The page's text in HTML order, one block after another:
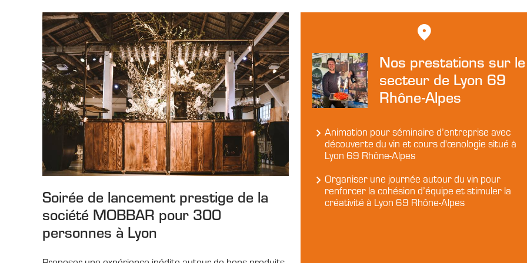
Soirée de lancement prestige de la
société MOBBAR pour 300
personnes à Lyon
Nos prestations sur le
secteur de Lyon 69
Rhône-Alpes
Animation pour séminaire d’entreprise avec
découverte du vin et cours d'œnologie situé à
Lyon 69 Rhône-Alpes
Organiser une journée autour du vin pour
renforcer la cohésion d’équipe et stimuler la
créativité à Lyon 69 Rhône-Alpes